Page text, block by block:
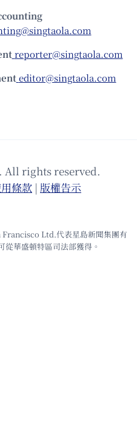
reporter@singtaola.com
editor@singtaola.com
All rights reserved.
條款 | 版權告⽰
Francisco Ltd.代表星島新聞集團有
從華盛頓特區司法部獲得。